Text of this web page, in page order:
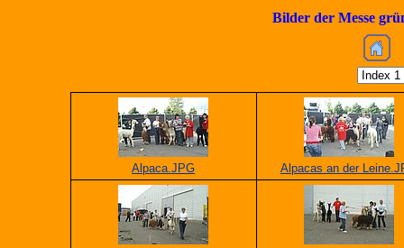
Bilder der Messe
Alpaca.JPG Alpacas an der